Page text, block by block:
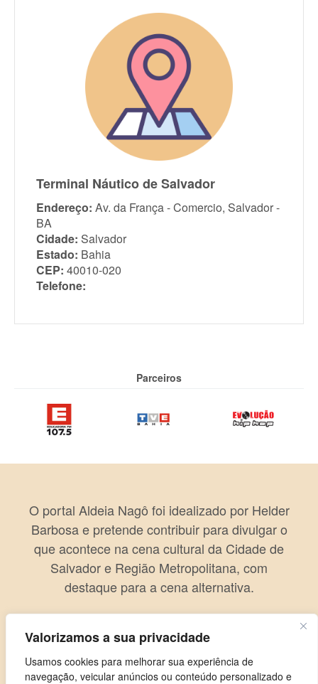
Valorizamos a sua privacidade
Usamos cookies para melhorar sua experiência de
navegação, veicular anúncios ou conteúdo personalizado e
Terminal Náutico de Salvador
Endereço: Av. da França - Comercio, Salvador -
BA
Cidade: Salvador
Estado: Bahia
CEP: 40010-020
Telefone:
Parceiros
O portal Aldeia Nagô foi idealizado por Helder
Barbosa e pretende contribuir para divulgar o
que acontece na cena cultural da Cidade de
Salvador e Região Metropolitana, com
destaque para a cena alternativa.